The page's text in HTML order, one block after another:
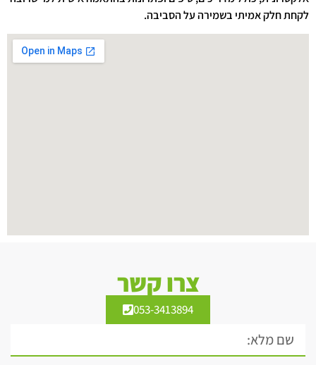
לקחת חלק אמיתי בשמירה על הסביבה.
צרו קשר
053-3413894